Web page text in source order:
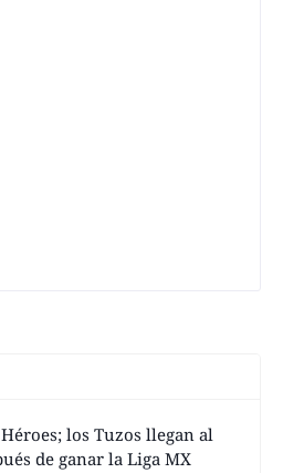
los Tuzos llegan al
de ganar la Liga MX